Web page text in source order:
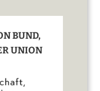
BUND,
UNION